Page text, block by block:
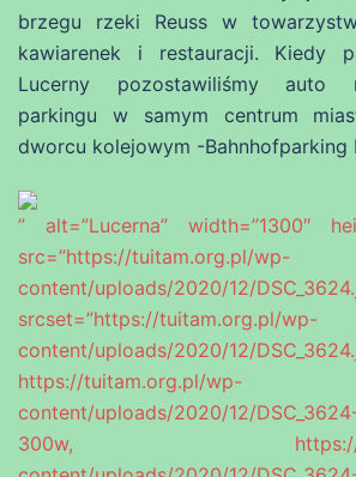
brzegu rzeki Reuss w
kawiarenek i restauracji. Kiedy
Lucerny pozostawiliśmy auto
parkingu w samym centrum
dworcu kolejowym -Bahnhofparking
” alt=”Lucerna” width=”1300″
src=”https://tuitam.org.pl/wp-
content/uploads/2020/12/
srcset=”https://tuitam.org.pl/wp-
content/uploads/2020/12/
https://tuitam.org.pl/wp-
content/uploads/2020/12/
300w, https://